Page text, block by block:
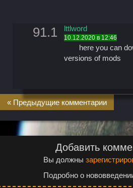
91.1 lttlword
10.12.2020 в 12:46
here you can
versions of mods
« Предыдущие комментарии
Добавить
Вы должны
Подробно о